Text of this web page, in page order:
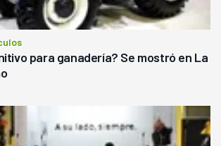
para ganadería? Se mostró en La